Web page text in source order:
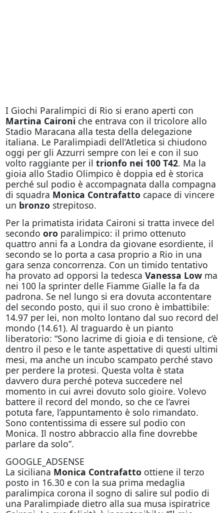
I Giochi Paralimpici di Rio si erano aperti con
Martina Caironi che entrava con il tricolore allo
Stadio Maracana alla testa della delegazione
italiana. Le Paralimpiadi dell’Atletica si chiudono
oggi per gli Azzurri sempre con lei e con il suo
volto raggiante per il trionfo nei 100 T42. Ma la
gioia allo Stadio Olimpico è doppia ed è storica
perché sul podio è accompagnata dalla compagna
di squadra Monica Contrafatto capace di vincere
un bronzo strepitoso.
Per la primatista iridata Caironi si tratta invece del
secondo oro paralimpico: il primo ottenuto
quattro anni fa a Londra da giovane esordiente, il
secondo se lo porta a casa proprio a Rio in una
gara senza concorrenza. Con un timido tentativo
ha provato ad opporsi la tedesca Vanessa Lowma
nei 100 la sprinter delle Fiamme Gialle la fa da
padrona. Se nel lungo si era dovuta accontentare
del secondo posto, qui il suo crono è imbattibile:
14.97 per lei, non molto lontano dal suo record del
mondo (14.61). Al traguardo è un pianto
liberatorio: “Sono lacrime di gioia e di tensione, c’è
dentro il peso e le tante aspettative di questi ultimi
mesi, ma anche un incubo scampato perché stavo
per perdere la protesi. Questa volta è stata
davvero dura perché poteva succedere nel
momento in cui avrei dovuto solo gioire. Volevo
battere il record del mondo, so che ce l’avrei
potuta fare, l’appuntamento è solo rimandato.
Sono contentissima di essere sul podio con
Monica. Il nostro abbraccio alla fine dovrebbe
parlare da solo”.
GOOGLE_ADSENSE
La siciliana Monica Contrafatto ottiene il terzo
posto in 16.30 e con la sua prima medaglia
paralimpica corona il sogno di salire sul podio di
una Paralimpiade dietro alla sua musa ispiratrice